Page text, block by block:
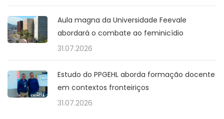
Aula magna da Universidade Feevale
abordará o combate ao feminicídio
31.07.2026
Estudo do PPGEHL aborda formação docente
em contextos fronteiriços
31.07.2026